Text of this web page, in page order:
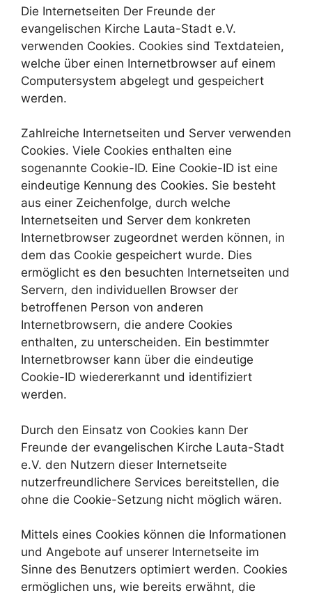
Die Internetseiten Der Freunde der
evangelischen Kirche Lauta-Stadt e.V.
verwenden Cookies. Cookies sind Textdateien,
welche über einen Internetbrowser auf einem
Computersystem abgelegt und gespeichert
werden.
Zahlreiche Internetseiten und Server verwenden
Cookies. Viele Cookies enthalten eine
sogenannte Cookie-ID. Eine Cookie-ID ist eine
eindeutige Kennung des Cookies. Sie besteht
aus einer Zeichenfolge, durch welche
Internetseiten und Server dem konkreten
Internetbrowser zugeordnet werden können, in
dem das Cookie gespeichert wurde. Dies
ermöglicht es den besuchten Internetseiten und
Servern, den individuellen Browser der
betroffenen Person von anderen
Internetbrowsern, die andere Cookies
enthalten, zu unterscheiden. Ein bestimmter
Internetbrowser kann über die eindeutige
Cookie-ID wiedererkannt und identifiziert
werden.
Durch den Einsatz von Cookies kann Der
Freunde der evangelischen Kirche Lauta-Stadt
e.V. den Nutzern dieser Internetseite
nutzerfreundlichere Services bereitstellen, die
ohne die Cookie-Setzung nicht möglich wären.
Mittels eines Cookies können die Informationen
und Angebote auf unserer Internetseite im
Sinne des Benutzers optimiert werden. Cookies
ermöglichen uns, wie bereits erwähnt, die